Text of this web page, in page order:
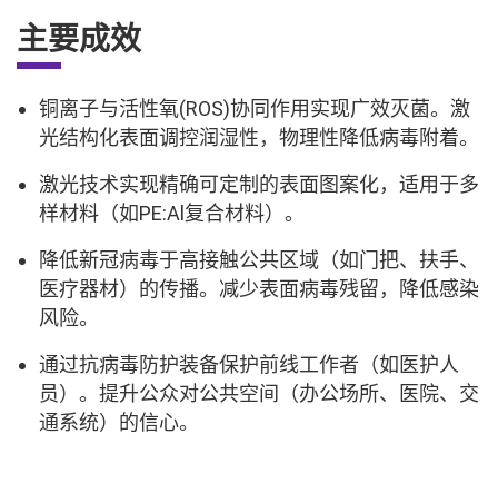
主要成效
铜离子与活性氧(ROS)协同作用实现广效灭菌。激
光结构化表面调控润湿性，物理性降低病毒附着。
激光技术实现精确可定制的表面图案化，适用于多
样材料（如PE:Al复合材料）。
降低新冠病毒于高接触公共区域（如门把、扶手、
医疗器材）的传播。减少表面病毒残留，降低感染
风险。
通过抗病毒防护装备保护前线工作者（如医护人
员）。提升公众对公共空间（办公场所、医院、交
通系统）的信心。